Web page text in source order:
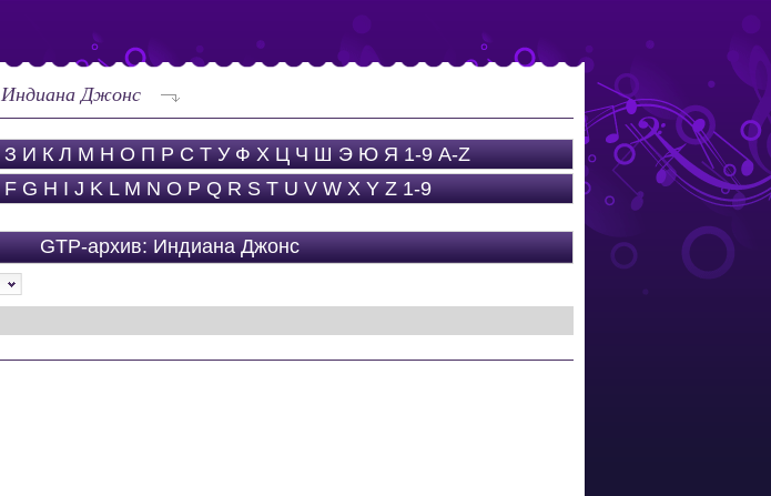
Индиана Джонс
З И К Л М Н О П Р С Т У Ф Х Ц Ч Ш Э Ю Я 1-9 A-Z
F G H I J K L M N O P Q R S T U V W X Y Z 1-9
GTP-архив: Индиана Джонс